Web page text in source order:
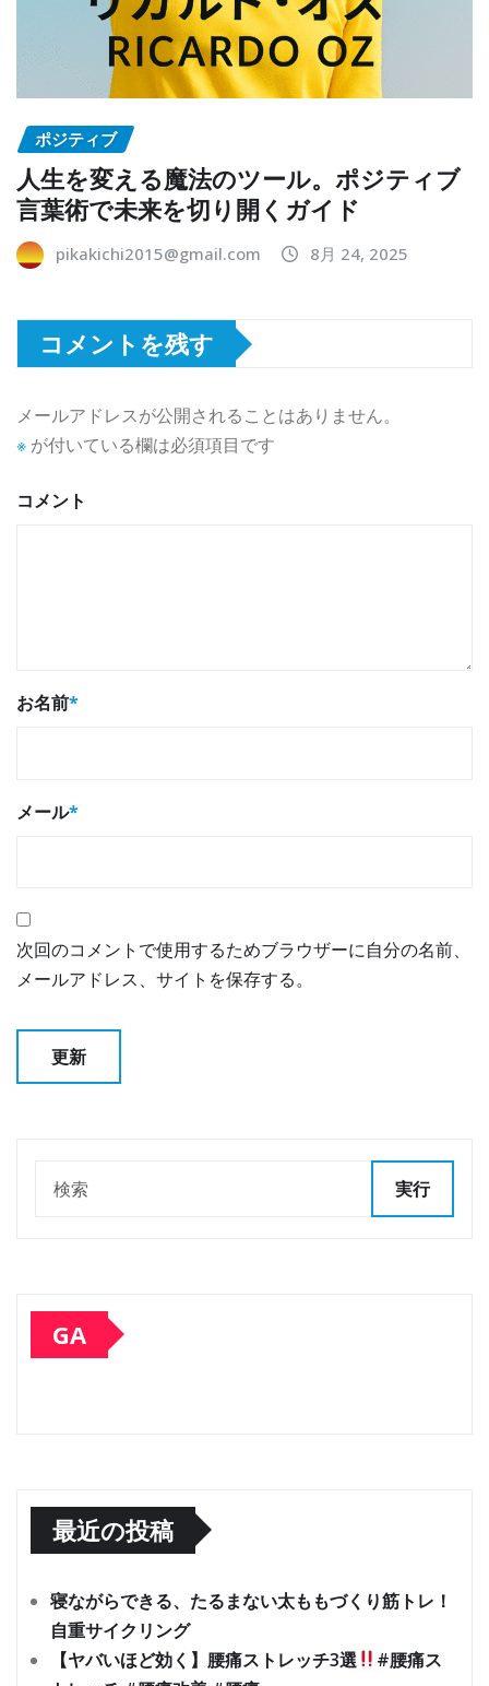
ポジティブ
人生を変える魔法のツール。ポジティブ
言葉術で未来を切り開くガイド
pikakichi2015@gmail.com 8月 24, 2025
コメントを残す
メールアドレスが公開されることはありません。
※ が付いている欄は必須項目です
コメント
お名前*
メール*
次回のコメントで使用するためブラウザーに自分の名前、
メールアドレス、サイトを保存する。
実行
GA
最近の投稿
寝ながらできる、たるまない太ももづくり筋トレ！
自重サイクリング
【ヤバいほど効く】腰痛ストレッチ3選
#腰痛ス